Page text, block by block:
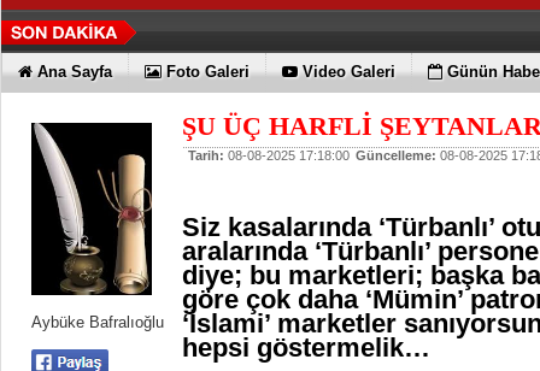
Ana Sayfa Foto Galeri Video Galeri Günün
Aybüke Bafralıoğlu
ŞU ÜÇ HARFLİ
Tarih: 08-08-2025 17:18:00 Güncelleme: 08-08-2025
Siz kasalarında ‘Türbanlı’
aralarında ‘Türbanlı’
diye; bu marketleri; başka
göre çok daha ‘Mümin’
‘İslami’ marketler
hepsi göstermelik…